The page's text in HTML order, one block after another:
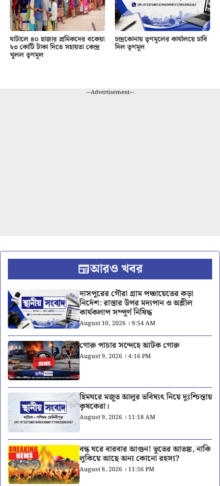
ঘাটালে ৪০ হাজার শ্রমিকদের বকেয়া
২৩ কোটি টাকা দিতে সহায়তা কেন্দ্র
খুলল তৃণমূল
চন্দ্রকোনায় তৃণমূলের কার্যালয়ে চাবি
দিল তৃণমূল
---Advertisement---
আরও খবর
দাসপুরের গৌরা গ্রাম পঞ্চায়েতের কড়া
নির্দেশ: রাস্তার উপর মদ্যপান ও অশ্লীল
কার্যকলাপ সম্পূর্ণ নিষিদ্ধ
August 10, 2026 । 9:54 AM
গোরু পাচার সন্দেহে আটক গোরু
August 9, 2026 । 4:16 PM
হিমঘরে মজুত আলুর ভবিষ্যৎ নিয়ে দুঃশ্চিন্তায়
কৃষকেরা।
August 9, 2026 । 11:18 AM
বন্ধ ঘরে বারবার আগুন! ভূতের আতঙ্ক, নাকি
লুকিয়ে আছে অন্য কোনো রহস্য?
August 8, 2026 । 11:56 PM